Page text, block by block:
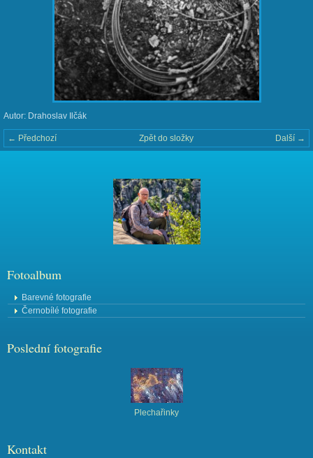
Autor: Drahoslav Ilčák
← Předchozí Další →
Zpět do složky
Fotoalbum
Barevné fotografie
Černobílé fotografie
Poslední fotografie
Plechařinky
Kontakt